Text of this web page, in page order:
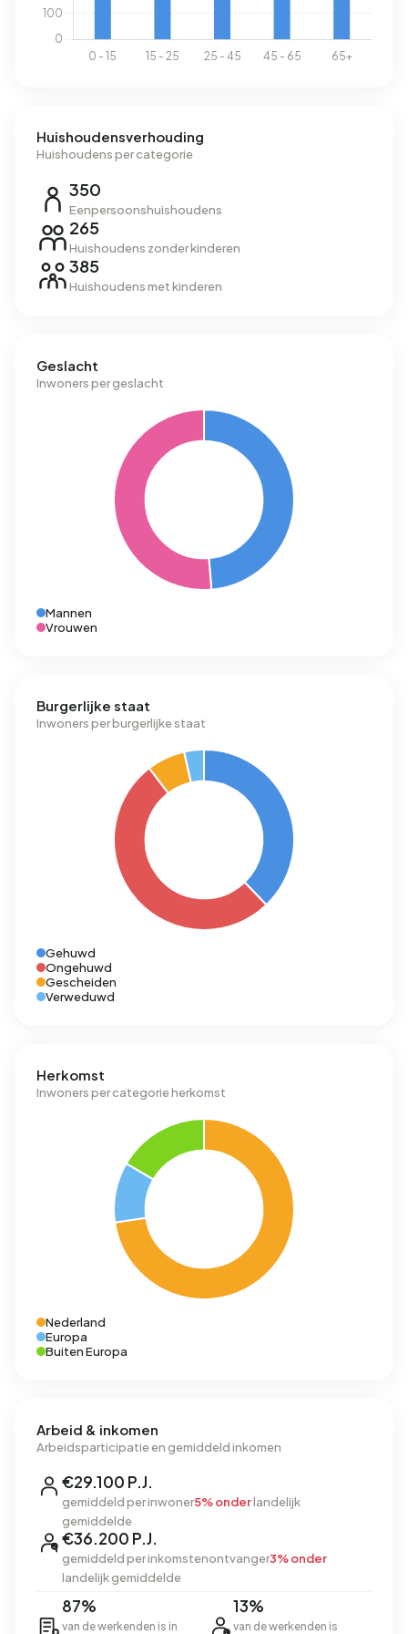
Huishoudensverhouding
Huishoudens per categorie
350
Eenpersoonshuishoudens
265
Huishoudens zonder kinderen
385
Huishoudens met kinderen
Geslacht
Inwoners per geslacht
Mannen
Vrouwen
Burgerlijke staat
Inwoners per burgerlijke staat
Gehuwd
Ongehuwd
Gescheiden
Verweduwd
Herkomst
Inwoners per categorie herkomst
Nederland
Europa
Buiten Europa
Arbeid & inkomen
Arbeidsparticipatie en gemiddeld inkomen
€29.100 P.J.
gemiddeld per inwoner5% onderlandelijk
gemiddelde
€36.200 P.J.
gemiddeld per inkomstenontvanger3% onder
landelijk gemiddelde
87%
van de werkenden is in
13%
van de werkenden is